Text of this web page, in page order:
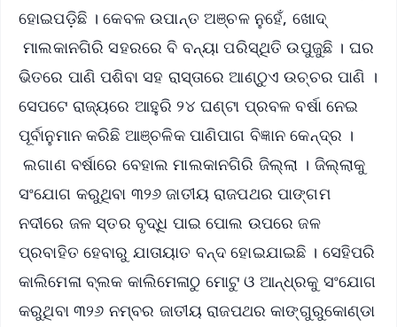
ହୋଇପଡ଼ିଛି । କେବଳ ଉପାନ୍ତ ଅଞ୍ଚଳ ନୁହେଁ, ଖୋଦ୍
ମାଲକାନଗିରି ସହରରେ ବି ବନ୍ୟା ପରିସ୍ଥିତି ଉପୁଜୁଛି । ଘର
ଭିତରେ ପାଣି ପଶିବା ସହ ରାସ୍ତାରେ ଆଣ୍ଠୁଏ ଉଚ୍ଚର ପାଣି ।
ସେପଟେ ରାଜ୍ୟରେ ଆହୁରି ୨୪ ଘଣ୍ଟା ପ୍ରବଳ ବର୍ଷା ନେଇ
ପୂର୍ବାନୁମାନ କରିଛି ଆଞ୍ଚଳିକ ପାଣିପାଗ ବିଜ୍ଞାନ କେନ୍ଦ୍ର ।
ଲଗାଣ ବର୍ଷାରେ ବେହାଲ ମାଲକାନଗିରି ଜିଲ୍ଲା । ଜିଲ୍ଲାକୁ
ସଂଯୋଗ କରୁଥିବା ୩୨୬ ଜାତୀୟ ରାଜପଥର ପାଙ୍ଗମ
ନଦୀରେ ଜଳ ସ୍ତର ବୃଦ୍ଧି ପାଇ ପୋଲ ଉପରେ ଜଳ
ପ୍ରବାହିତ ହେବାରୁ ଯାତାୟାତ ବନ୍ଦ ହୋଇଯାଇଛି । ସେହିପରି
କାଲିମେଳା ବ୍ଲକ କାଲିମେଳାଠୁ ମୋଟୁ ଓ ଆନ୍ଧ୍ରକୁ ସଂଯୋଗ
କରୁଥିବା ୩୨୬ ନମ୍ବର ଜାତୀୟ ରାଜପଥର କାଙ୍ଗୁରୁକୋଣ୍ଡା